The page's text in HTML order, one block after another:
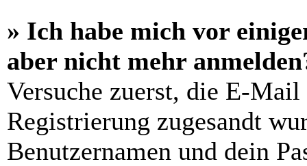
» Ich habe mich vor
aber nicht mehr
Versuche zuerst, die E-
Registrierung zugesandt
Benutzernamen und dein